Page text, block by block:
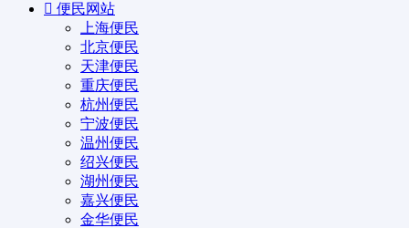
便民网站
上海便民
北京便民
天津便民
重庆便民
杭州便民
宁波便民
温州便民
绍兴便民
湖州便民
嘉兴便民
金华便民